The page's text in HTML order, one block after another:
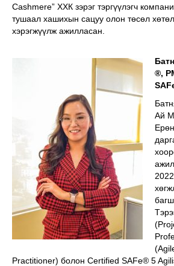
Cashmere” ХХК зэрэг тэргүүлэгч
тушаал хашихын сацуу олон төсөл
хэрэгжүүлж ажилласан.
®,
Ай
Practitioner) болон Certified SAFe® 5